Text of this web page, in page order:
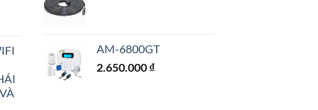
₫.
AM-6800GT
2.650.000 ₫